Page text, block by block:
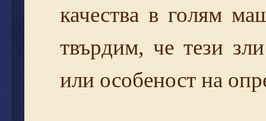
качества в голям
твърдим, че тези
или особеност на